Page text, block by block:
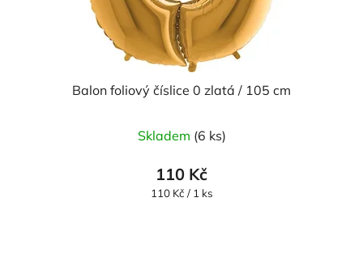
Balon foliový číslice 0 zlatá / 105 cm
hodnocení
produktu
je
Skladem (6 ks)
110 Kč
Měrná
110 Kč / 1 ks